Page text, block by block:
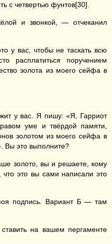
с четвертью фунтов[30].
и звонкой, — отчеканил
у вас, чтобы не таскать всю
расплатиться поручением
золота из моего сейфа в
у вас. Я пишу: «Я, Гарриот
уме и твёрдой памяти,
золотом из моего сейфа в
Вы это выполните?
золото, вы и решаете, кому
что это вы сами написали это
подпись. Вариант Б — там
на вашем пергаменте